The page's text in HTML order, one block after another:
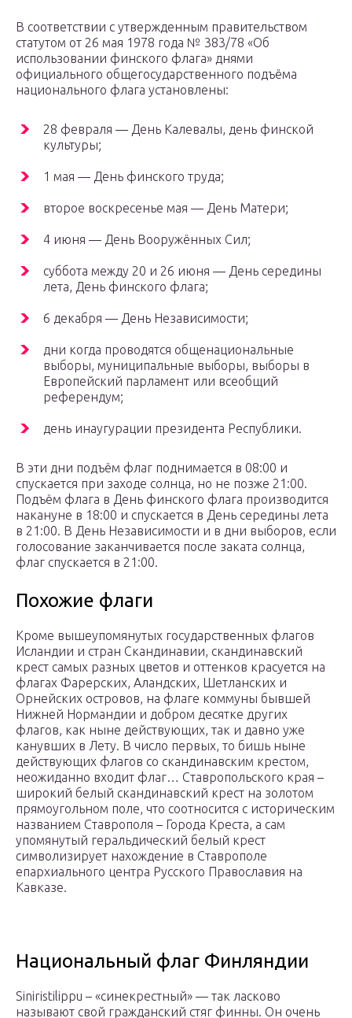
В соответствии с утвержденным правительством
статутом от 26 мая 1978 года № 383/78 «Об
использовании финского флага» днями
официального общегосударственного подъёма
национального флага установлены:
28 февраля — День Калевалы, день финской
культуры;
1 мая — День финского труда;
второе воскресенье мая — День Матери;
4 июня — День Вооружённых Сил;
суббота между 20 и 26 июня — День середины
лета, День финского флага;
6 декабря — День Независимости;
дни когда проводятся общенациональные
выборы, муниципальные выборы, выборы в
Европейский парламент или всеобщий
референдум;
день инаугурации президента Республики.
В эти дни подъём флаг поднимается в 08:00 и
спускается при заходе солнца, но не позже 21:00.
Подъём флага в День финского флага производится
накануне в 18:00 и спускается в День середины лета
в 21:00. В День Независимости и в дни выборов, если
голосование заканчивается после заката солнца,
флаг спускается в 21:00.
Похожие флаги
Кроме вышеупомянутых государственных флагов
Исландии и стран Скандинавии, скандинавский
крест самых разных цветов и оттенков красуется на
флагах Фарерских, Аландских, Шетланских и
Орнейских островов, на флаге коммуны бывшей
Нижней Нормандии и добром десятке других
флагов, как ныне действующих, так и давно уже
канувших в Лету. В число первых, то бишь ныне
действующих флагов со скандинавским крестом,
неожиданно входит флаг… Ставропольского края –
широкий белый скандинавский крест на золотом
прямоугольном поле, что соотносится с историческим
названием Ставрополя – Города Креста, а сам
упомянутый геральдический белый крест
символизирует нахождение в Ставрополе
епархиального центра Русского Православия на
Кавказе.
Национальный флаг Финляндии
Siniristilippu – «синекрестный» — так ласково
называют свой гражданский стяг финны. Он очень